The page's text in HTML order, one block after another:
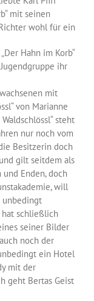
mit seinen
wohl für ein
Hahn im Korb“
ihr
mit
von Marianne
steht
nur noch vom
Besitzerin doch
gilt seitdem als
Enden, doch
will
unbedingt
hat schließlich
seiner Bilder
noch der
ein Hotel
mit der
geht Bertas Geist